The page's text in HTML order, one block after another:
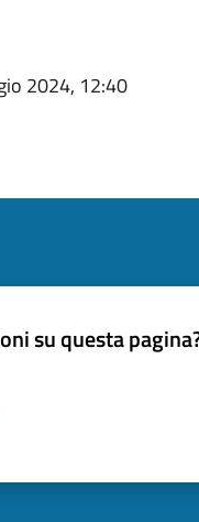
2024, 12:40
su questa